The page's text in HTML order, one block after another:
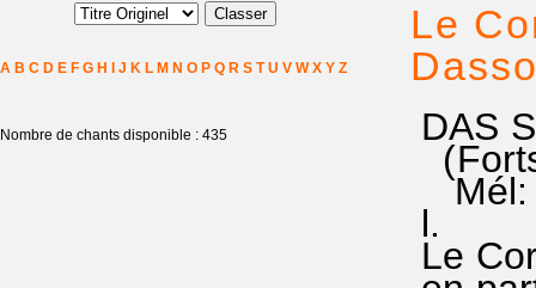
A B C D E F G H J K L M N O P Q R S T U V W X Y Z
Nombre de chants disponible : 435
Le
DAS
Mél:
l.
Le